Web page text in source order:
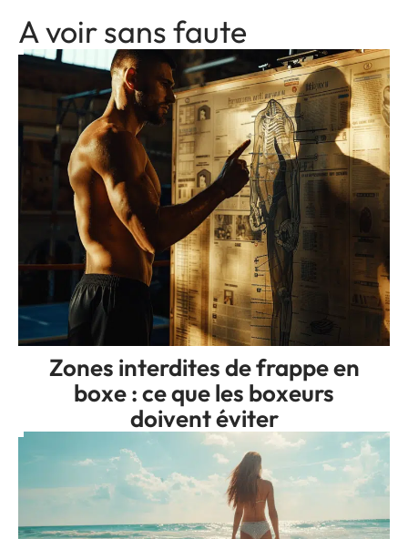
A voir sans faute
Zones interdites de frappe en
boxe : ce que les boxeurs
doivent éviter